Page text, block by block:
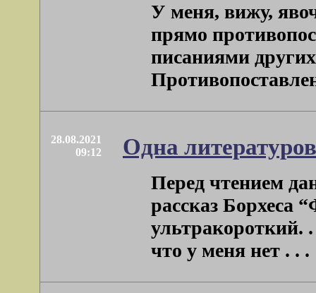
У меня, вижу,
прямо
писаниями
28.08.2021
09:12
Одна
Перед чтением
рассказ Борхеса
ультракороткий.
что у меня нет . . .